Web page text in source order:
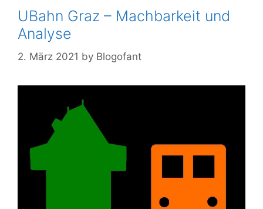
UBahn Graz – Machbarkeit und
Analyse
2. März 2021 by Blogofant